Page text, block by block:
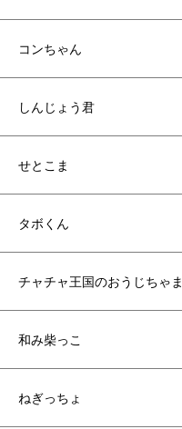
コンちゃん
しんじょう君
せとこま
タボくん
チャチャ王国のおうじちゃま
和み柴っこ
ねぎっちょ